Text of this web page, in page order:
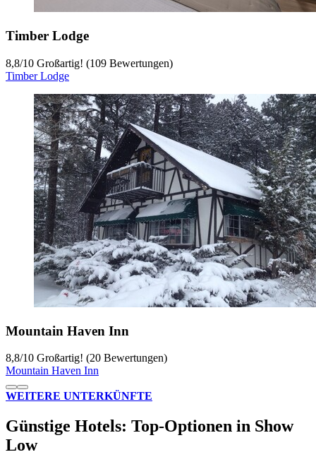
Timber Lodge
8,8/10 Großartig! (109 Bewertungen)
Timber Lodge
Mountain Haven Inn
8,8/10 Großartig! (20 Bewertungen)
Mountain Haven Inn
WEITERE UNTERKÜNFTE
Günstige Hotels: Top-Optionen in Show
Low